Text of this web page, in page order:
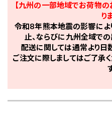
【九州の一部地域でお荷物
り
令和8年熊本地震の影響によ
止、ならびに九州全域で
配送に関しては通常より日
ご注文に際しましてはご了承